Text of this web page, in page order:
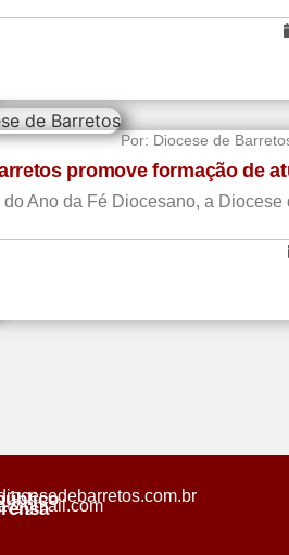
Por: Diocese de
promove formação de
Ano da Fé Diocesano, a